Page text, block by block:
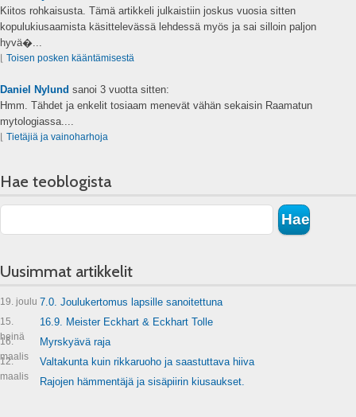
Kiitos rohkaisusta. Tämä artikkeli julkaistiin joskus vuosia sitten
kopulukiusaamista käsittelevässä lehdessä myös ja sai silloin paljon
hyvä�...
Toisen posken kääntämisestä
Daniel Nylund sanoi 3 vuotta sitten:
Hmm. Tähdet ja enkelit tosiaam menevät vähän sekaisin Raamatun
mytologiassa....
Tietäjiä ja vainoharhoja
Hae teoblogista
Uusimmat artikkelit
19. joulu 7.0. Joulukertomus lapsille sanoitettuna
15.
heinä
16.9. Meister Eckhart & Eckhart Tolle
16.
maalis
Myrskyävä raja
12.
maalis
Valtakunta kuin rikkaruoho ja saastuttava hiiva
Rajojen hämmentäjä ja sisäpiirin kiusaukset.